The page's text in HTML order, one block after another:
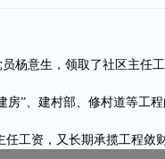
杨意生，领取了社区主任
房”、建村部、修村道等工
工资，又长期承揽工程敛财